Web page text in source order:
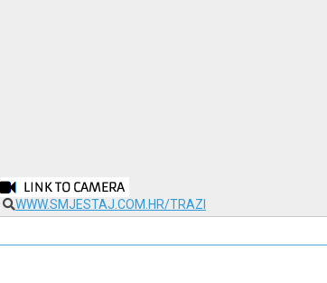
WWW.SMJESTAJ.COM.HR/TRAZI